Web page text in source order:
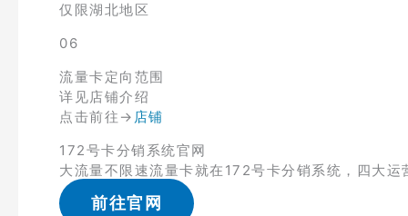
仅限湖北地区
06
流量卡定向范围
详见店铺介绍
点击前往→ 店铺
172号卡分销系统官网
大流量不限速流量卡就在172号卡分销系统，四大运
前往官网